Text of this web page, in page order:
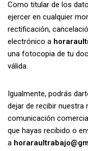
Como titular de los
ejercer en cualquier
rectificación,
electrónico a
una fotocopia de tu
válida.
Igualmente, podrás
dejar de recibir
comunicación
que hayas recibido o
a